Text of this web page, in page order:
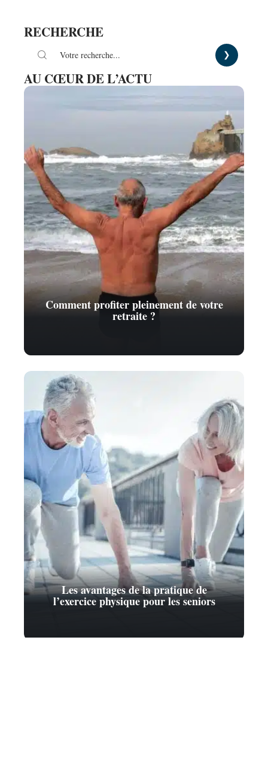
RECHERCHE
AU CŒUR DE L’ACTU
Comment profiter pleinement de votre
retraite ?
Les avantages de la pratique de
l’exercice physique pour les seniors